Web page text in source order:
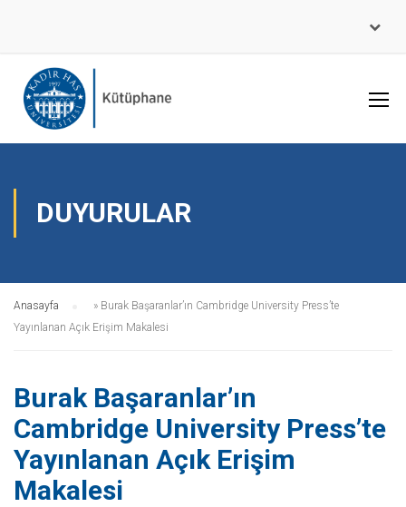
DUYURULAR
Anasayfa » Burak Başaranlar’ın Cambridge University Press’te
Yayınlanan Açık Erişim Makalesi
Burak Başaranlar’ın
Cambridge University Press’te
Yayınlanan Açık Erişim
Makalesi